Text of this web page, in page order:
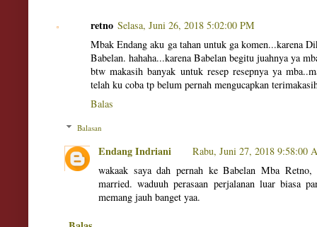
retno Selasa, Juni 26, 2018 5:02:00 PM
Mbak Endang aku ga tahan untuk ga komen...karena
Babelan. hahaha...karena Babelan begitu juahnya ya
btw makasih banyak untuk resep resepnya ya
telah ku coba tp belum pernah mengucapkan
Balas
Balasan
Endang Indriani
Rabu, Juni 27, 2018 9:58:00
wakaak saya dah pernah ke Babelan Mba
married. waduuh perasaan perjalanan luar biasa
memang jauh banget yaa.